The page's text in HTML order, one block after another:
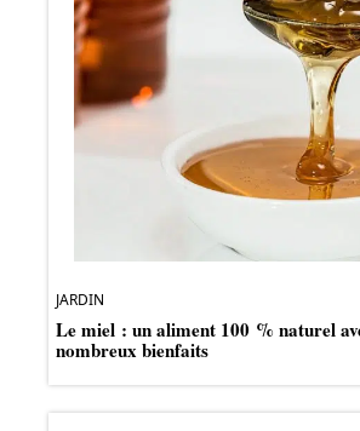
JARDIN
Le miel : un aliment 100 % naturel
nombreux bienfaits